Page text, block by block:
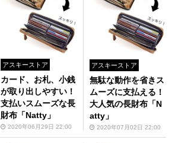
アスキーストア
カード、お札、小銭
が取り出しやすい！
支払いスムーズな長
財布「Natty」
2020年06月29日 22:00
アスキーストア
無駄な動作を省きス
ムーズに支払える！
大人気の長財布「N
atty」
2020年07月02日 22:00